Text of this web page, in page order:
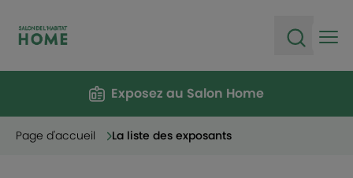
Exposez au Salon Home
Page d'accueil La liste des exposants